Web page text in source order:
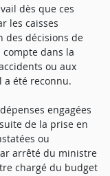
dès que ces
les caisses
des décisions de
dans la
ou aux
a été reconnu.
engagées
de la prise en
ou
arrêté du ministre
chargé du budget